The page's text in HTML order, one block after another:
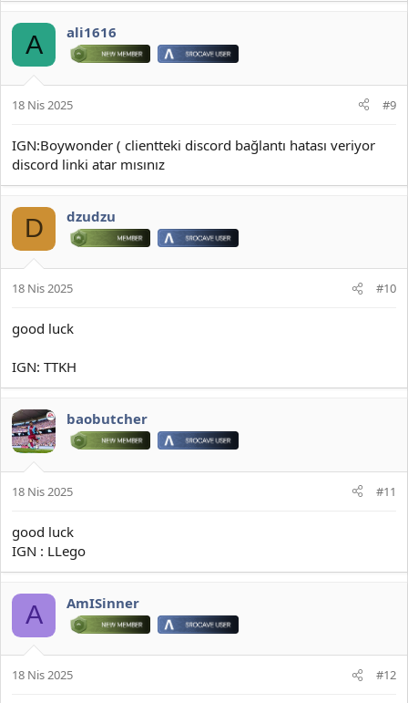
A ali1616
18 Nis 2025 #9
IGN:Boywonder ( clientteki discord bağlantı hatası veriyor
discord linki atar mısınız
D dzudzu
18 Nis 2025 #10
good luck
IGN: TTKH
baobutcher
18 Nis 2025 #11
good luck
IGN : LLego
A AmISinner
18 Nis 2025 #12